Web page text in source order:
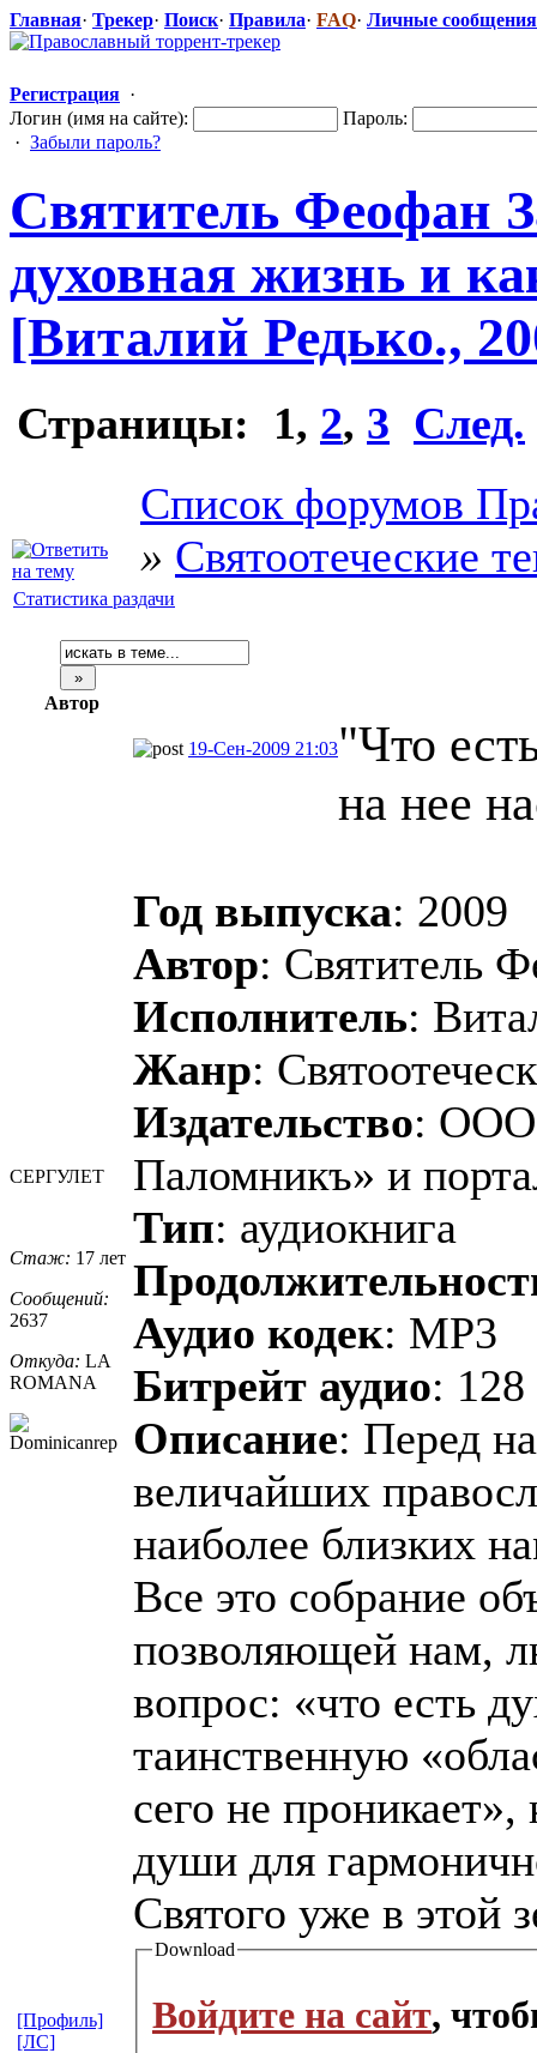
Главная· Трекер· Поиск· Правила· FAQ· Личные сообщения
Регистрация ·
Логин (имя на сайте):
Пароль:
· Забыли пароль?
Святитель Феофан
духовная жизнь и
[Виталий Редько.,
Страницы: 1, 2, 3 След.
Список форумов
» Святоотеческие
Статистика раздачи
Автор
СЕРГУЛЕТ
Стаж: 17 лет
Сообщений:
2637
Откуда: LA
ROMANA
19-Сен-2009 21:03"Что
на нее
Год выпуска: 2009
Автор: Святитель
Исполнитель:
Жанр:
Издательство: ООО
Паломникъ» и
Тип: аудиокнига
Аудио кодек: MP3
Битрейт аудио: 128
Описание: Перед
величайших
наиболее близких
Все это собрание
позволяющей нам,
вопрос: «что есть
таинственную
сего не проникает»,
души для
Святого уже в этой
Download
Войдите на сайт,
[Профиль]
[ЛС]